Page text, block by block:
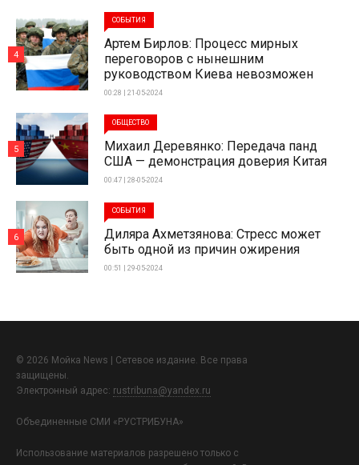
СОБЫТИЯ
Артем Бирлов: Процесс мирных
переговоров с нынешним
руководством Киева невозможен
00:28 | 21-05-2024
4
ОБЩЕСТВО
Михаил Деревянко: Передача панд
США — демонстрация доверия Китая
00:47 | 28-05-2024
5
СОБЫТИЯ
Диляра Ахметзянова: Стресс может
быть одной из причин ожирения
00:51 | 29-05-2024
6
© 2026 Мойка News | Сетевое издание. Все права
защищены.
Электронный адрес: rustribuna@yandex.ru
Объединенные СМИ «РУСТРИБУНА»
Использование материалов разрешено только с